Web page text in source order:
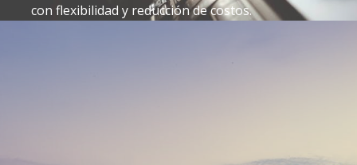
con flexibilidad y reducción de costos.